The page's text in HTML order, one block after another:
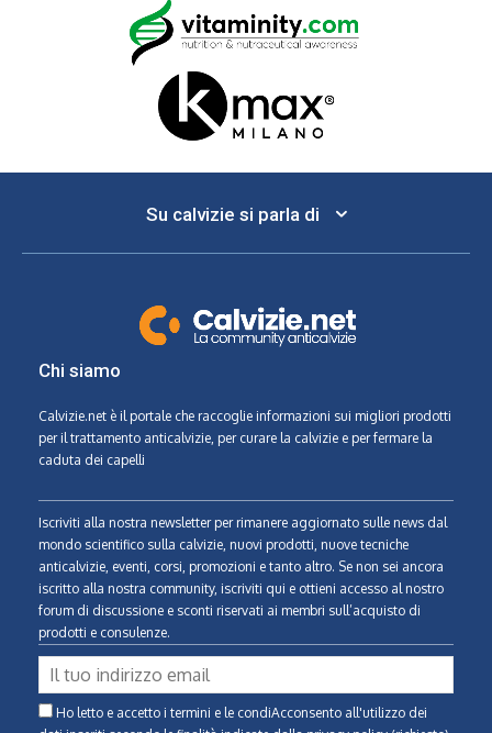
Su calvizie si parla di
Chi siamo
Calvizie.net è il portale che raccoglie informazioni sui migliori prodotti
per il trattamento anticalvizie, per curare la calvizie e per fermare la
caduta dei capelli
Iscriviti alla nostra newsletter per rimanere aggiornato sulle news dal
mondo scientifico sulla calvizie, nuovi prodotti, nuove tecniche
anticalvizie, eventi, corsi, promozioni e tanto altro. Se non sei ancora
iscritto alla nostra community, iscriviti qui e ottieni accesso al nostro
forum di discussione e sconti riservati ai membri sull’acquisto di
prodotti e consulenze.
Ho letto e accetto i termini e le condiAcconsento all'utilizzo dei